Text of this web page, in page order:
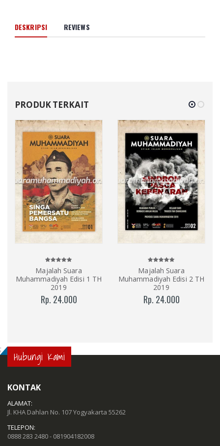
DESKRIPSI REVIEWS
PRODUK TERKAIT
Majalah Suara
Muhammadiyah Edisi 1 TH
2019
Rp. 24.000
Majalah Suara
Muhammadiyah Edisi 2 TH
2019
Rp. 24.000
; Hubungi Kami
KONTAK
ALAMAT:
Jl. KHA Dahlan No. 107 Yogyakarta 55262
TELEPON:
0888 283 2480 - 081904182008